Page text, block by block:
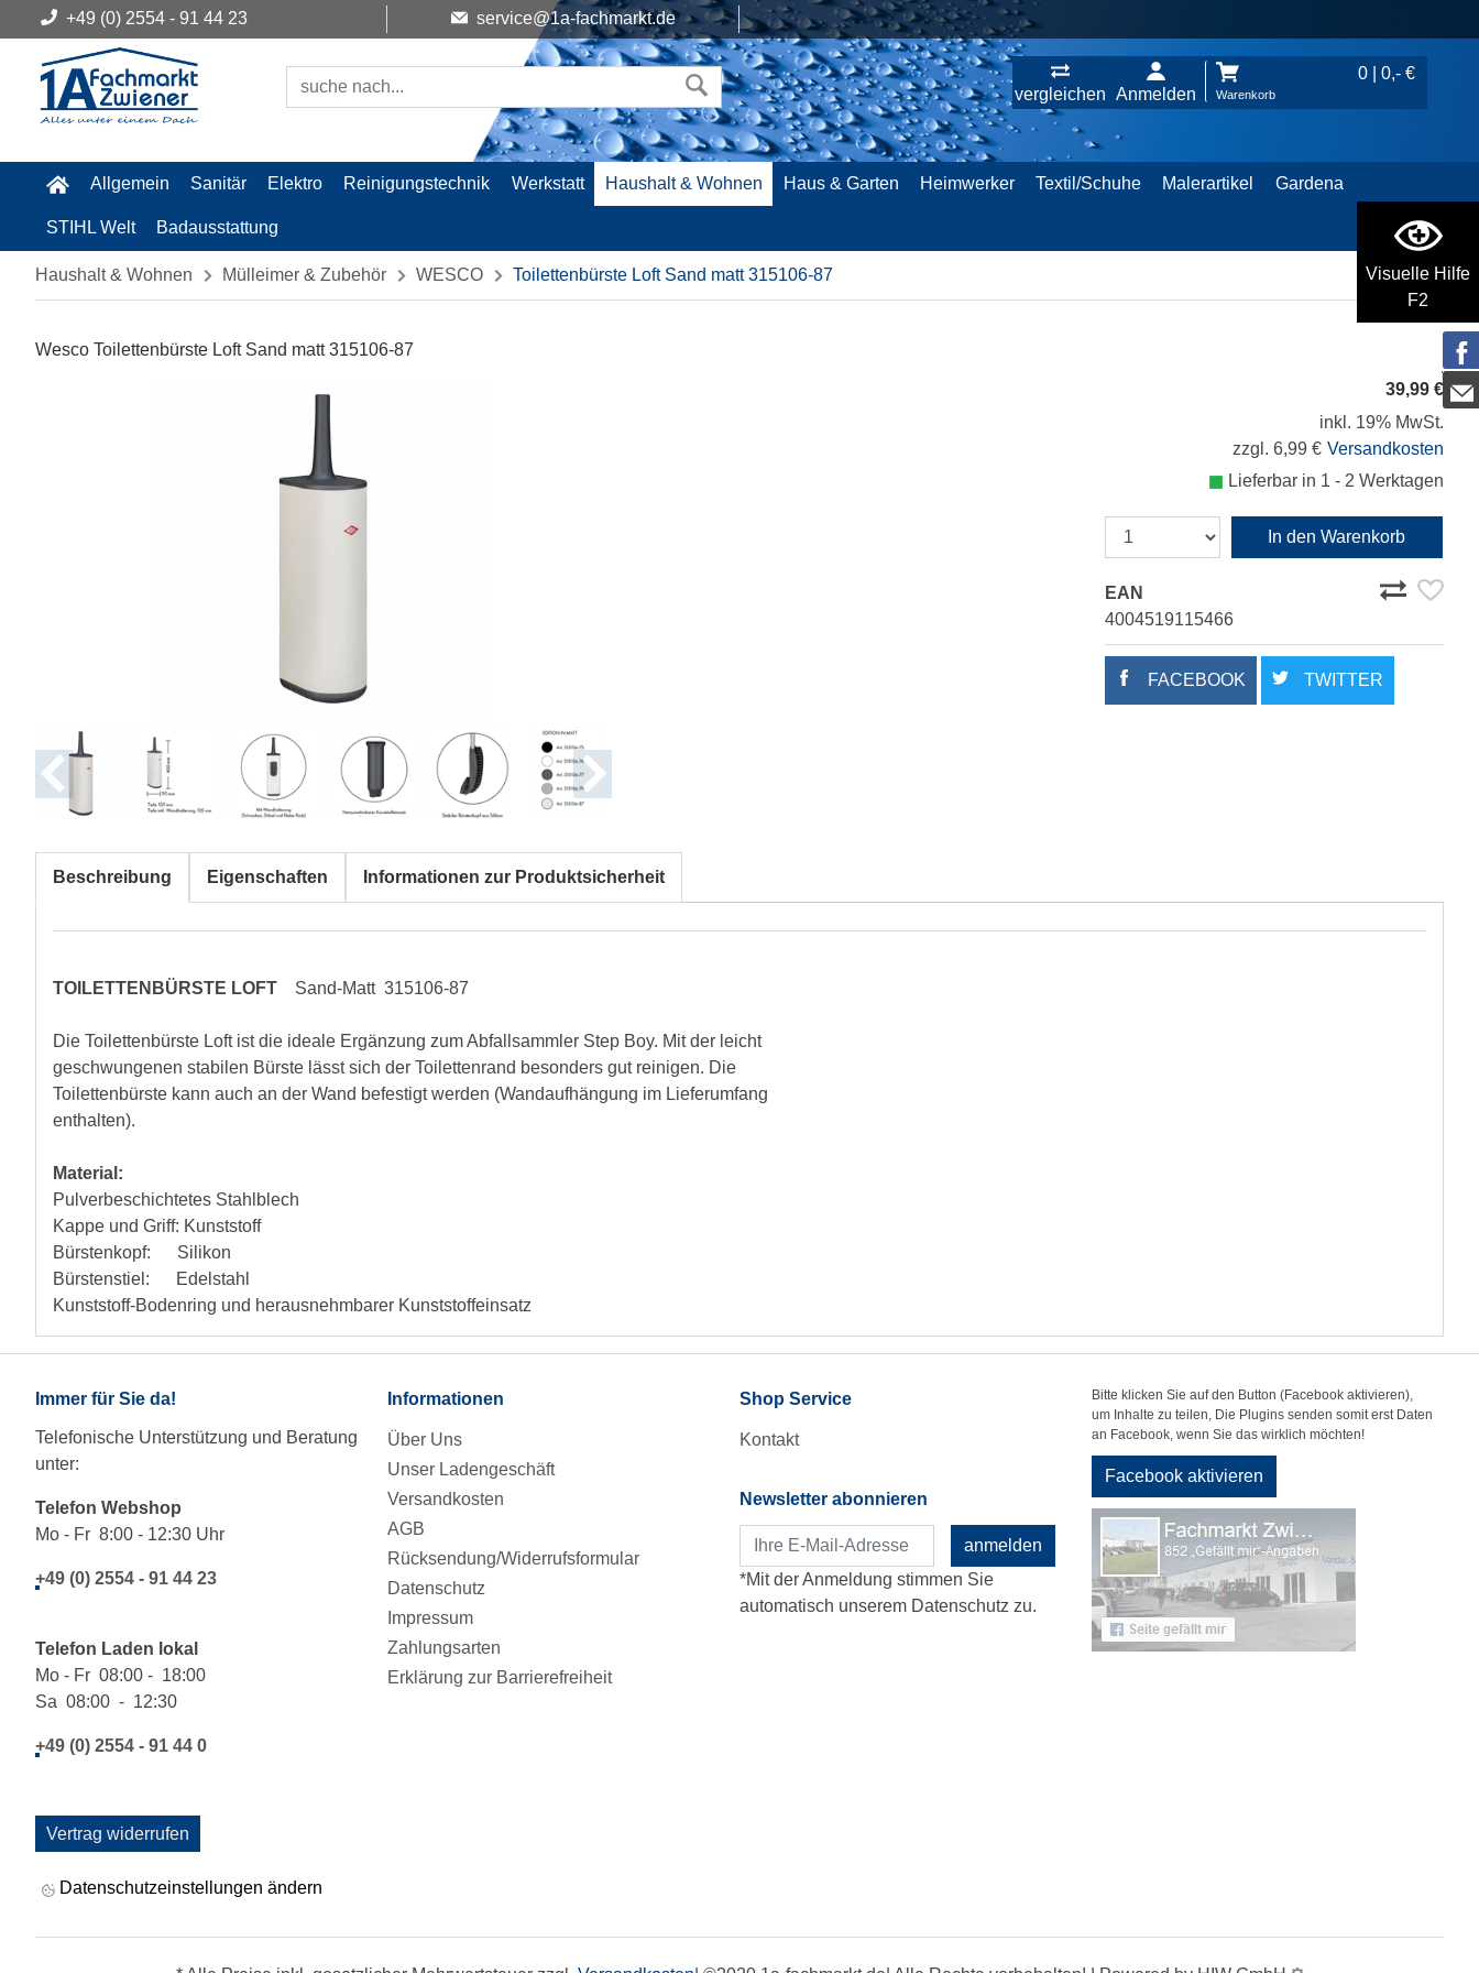
Visuelle Hilfe
F2
+49 (0) 2554 - 91 44 23 service@1a-fachmarkt.de
vergleichen Anmelden
0 | 0,- €
Warenkorb
Allgemein Sanitär Elektro Reinigungstechnik Werkstatt Haushalt & Wohnen Haus & Garten Heimwerker Textil/Schuhe Malerartikel Gardena
STIHL Welt Badausstattung
Haushalt & Wohnen Mülleimer & Zubehör WESCO Toilettenbürste Loft Sand matt 315106-87
Wesco Toilettenbürste Loft Sand matt 315106-87
39,99 €
inkl. 19% MwSt.
zzgl. 6,99 € Versandkosten
Lieferbar in 1 - 2 Werktagen
In den Warenkorb
EAN
4004519115466
FACEBOOK TWITTER
Beschreibung Eigenschaften Informationen zur Produktsicherheit
TOILETTENBÜRSTE LOFT Sand-Matt 315106-87
Die Toilettenbürste Loft ist die ideale Ergänzung zum Abfallsammler Step Boy. Mit der leicht
geschwungenen stabilen Bürste lässt sich der Toilettenrand besonders gut reinigen. Die
Toilettenbürste kann auch an der Wand befestigt werden (Wandaufhängung im Lieferumfang
enthalten).
Material:
Pulverbeschichtetes Stahlblech
Kappe und Griff: Kunststoff
Bürstenkopf: Silikon
Bürstenstiel: Edelstahl
Kunststoff-Bodenring und herausnehmbarer Kunststoffeinsatz
Immer für Sie da!
Telefonische Unterstützung und Beratung
unter:
Telefon Webshop
Mo - Fr 8:00 - 12:30 Uhr
+49 (0) 2554 - 91 44 23
Telefon Laden lokal
Mo - Fr 08:00 - 18:00
Sa 08:00 - 12:30
+49 (0) 2554 - 91 44 0
Vertrag widerrufen
Datenschutzeinstellungen ändern
Informationen
Über Uns
Unser Ladengeschäft
Versandkosten
AGB
Rücksendung/Widerrufsformular
Datenschutz
Impressum
Zahlungsarten
Erklärung zur Barrierefreiheit
Shop Service
Kontakt
Newsletter abonnieren
anmelden
*Mit der Anmeldung stimmen Sie
automatisch unserem Datenschutz zu.
Bitte klicken Sie auf den Button (Facebook aktivieren),
um Inhalte zu teilen, Die Plugins senden somit erst Daten
an Facebook, wenn Sie das wirklich möchten!
Facebook aktivieren